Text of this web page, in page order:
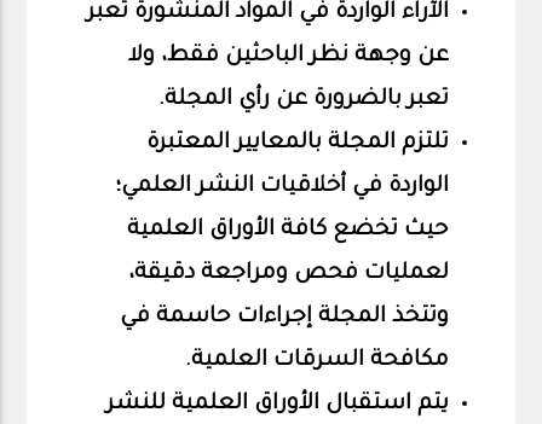
الآراء الواردة في المواد المنشورة تعبر
عن وجهة نظر الباحثين فقط، ولا
تعبر بالضرورة عن رأي المجلة.
تلتزم المجلة بالمعايير المعتبرة
الواردة في أخلاقيات النشر العلمي؛
حيث تخضع كافة الأوراق العلمية
لعمليات فحص ومراجعة دقيقة،
وتتخذ المجلة إجراءات حاسمة في
مكافحة السرقات العلمية.
يتم استقبال الأوراق العلمية للنشر